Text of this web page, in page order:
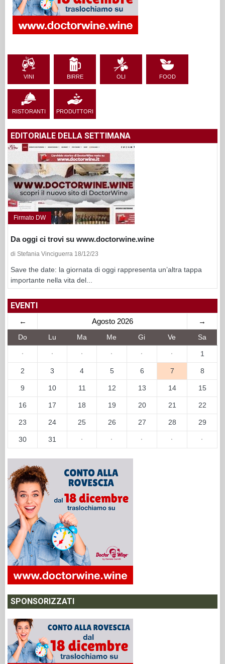
VINI BIRRE OLI FOOD
RISTORANTI PRODUTTORI
EDITORIALE DELLA SETTIMANA
Firmato DW
Da oggi ci trovi su www.doctorwine.wine
di Stefania Vinciguerra 18/12/23
Save the date: la giornata di oggi rappresenta un’altra tappa
importante nella vita del...
EVENTI
← Agosto 2026 →
Do Lu Ma Me Gi Ve Sa
· · · · · · 1
2 3 4 5 6 7 8
9 10 11 12 13 14 15
16 17 18 19 20 21 22
23 24 25 26 27 28 29
30 31 · · · · ·
SPONSORIZZATI